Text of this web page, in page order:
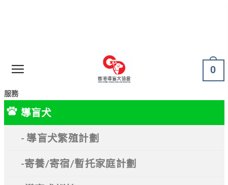
0
服務
導盲犬
- 導盲犬繁殖計劃
-寄養/寄宿/暫托家庭計劃